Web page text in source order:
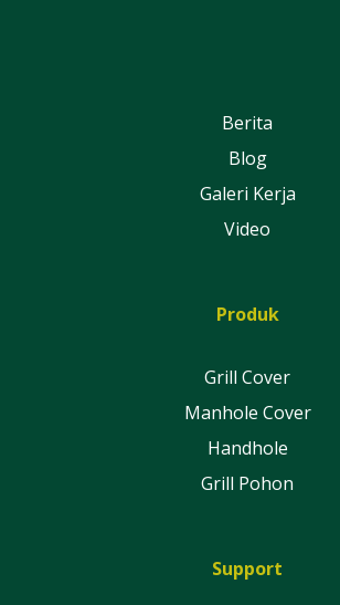
Berita
Blog
Galeri Kerja
Video
Produk
Grill Cover
Manhole Cover
Handhole
Grill Pohon
Support